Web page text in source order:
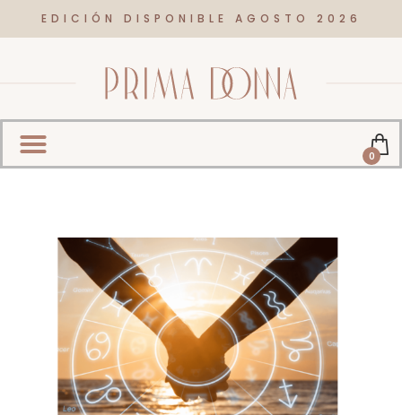
EDICIÓN DISPONIBLE AGOSTO 2026
0